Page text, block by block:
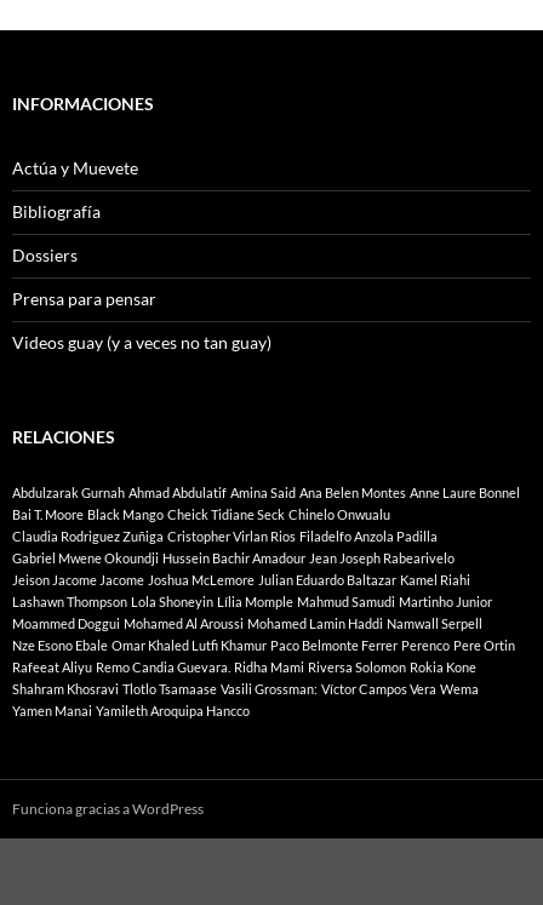
INFORMACIONES
Actúa y Muevete
Bibliografía
Dossiers
Prensa para pensar
Videos guay (y a veces no tan guay)
RELACIONES
Abdulzarak Gurnah Ahmad Abdulatif Amina Said Ana Belen Montes Anne Laure Bonnel
Bai T. Moore Black Mango Cheick Tidiane Seck Chinelo Onwualu
Claudia Rodriguez Zuñiga Cristopher Virlan Rios Filadelfo Anzola Padilla
Gabriel Mwene Okoundji Hussein Bachir Amadour Jean Joseph Rabearivelo
Jeison Jacome Jacome Joshua McLemore Julian Eduardo Baltazar Kamel Riahi
Lashawn Thompson Lola Shoneyin Lília Momple Mahmud Samudi Martinho Junior
Moammed Doggui Mohamed Al Aroussi Mohamed Lamin Haddi Namwall Serpell
Nze Esono Ebale Omar Khaled Lutfi Khamur Paco Belmonte Ferrer Perenco Pere Ortin
Rafeeat Aliyu Remo Candia Guevara. Ridha Mami Riversa Solomon Rokia Kone
Shahram Khosravi Tlotlo Tsamaase Vasili Grossman: Víctor Campos Vera Wema
Yamen Manai Yamileth Aroquipa Hancco
Funciona gracias a WordPress